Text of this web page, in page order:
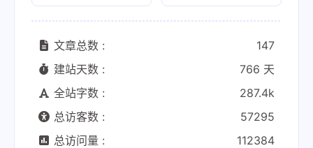
文章总数 :
147
建站天数 :
766 天
全站字数 :
287.4k
总访客数 :
57295
总访问量 :
112384